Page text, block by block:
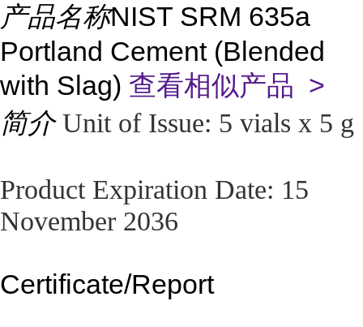
产品名称NIST SRM 635a
Portland Cement (Blended
with Slag) 查看相似产品 >
简介 Unit of Issue: 5 vials x 5 g
Product Expiration Date: 15
November 2036
Certificate/Report